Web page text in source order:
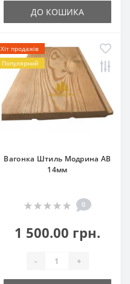
ДО КОШИКА
Хіт продажів
Популярний
Вагонка Штиль Модрина АВ
14мм
0
1 500.00 грн.
- +